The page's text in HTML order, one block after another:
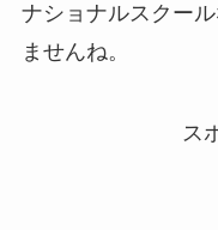
ナショナルスクー
ませんね。
ス